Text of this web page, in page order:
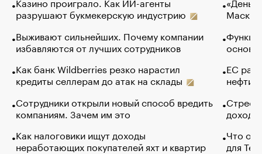
разрушают букмекерскую индустрию
Выживают сильнейших. Почему компании
избавляются от лучших сотрудников
Как банк Wildberries резко нарастил
кредиты селлерам до атак на склады
Сотрудники открыли новый способ вредить
компаниям. Зачем им это
Как налоговики ищут доходы
неработающих покупателей яхт и квартир
Маск в
основ
ЕС
нефти
Что
для